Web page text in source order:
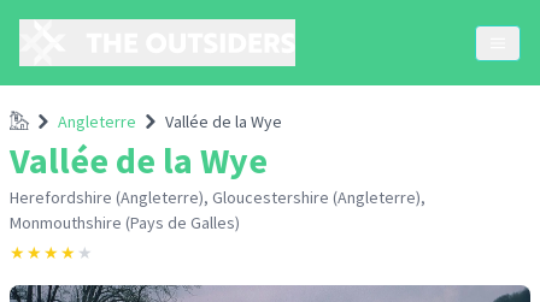
AccueilAngleterre Vallée de la Wye
Vallée de la Wye
Herefordshire (Angleterre), Gloucestershire (Angleterre),
Monmouthshire (Pays de Galles)
★★★★ ★